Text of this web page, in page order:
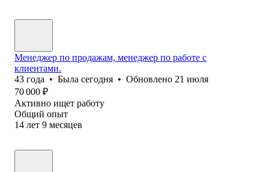
Менеджер по продажам, менеджер по работе с
клиентами.
43 года • Была сегодня • Обновлено 21 июля
70 000 ₽
Активно ищет работу
Общий опыт
14 лет 9 месяцев